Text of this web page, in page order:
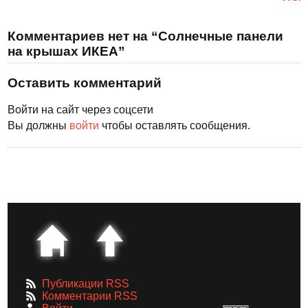
Комментариев нет на “Солнечные панели
на крышах ИКЕА”
Оставить комментарий
Войти на сайт через соцсети
Вы должны войти чтобы оставлять сообщения.
Публикации RSS
Комментарии RSS